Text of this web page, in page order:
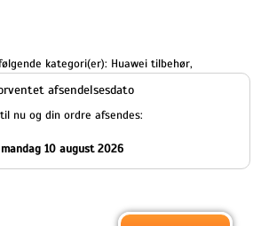
kategori(er): Huawei tilbehør,
afsendelsesdato
nu og din ordre afsendes:
mandag 10 august 2026